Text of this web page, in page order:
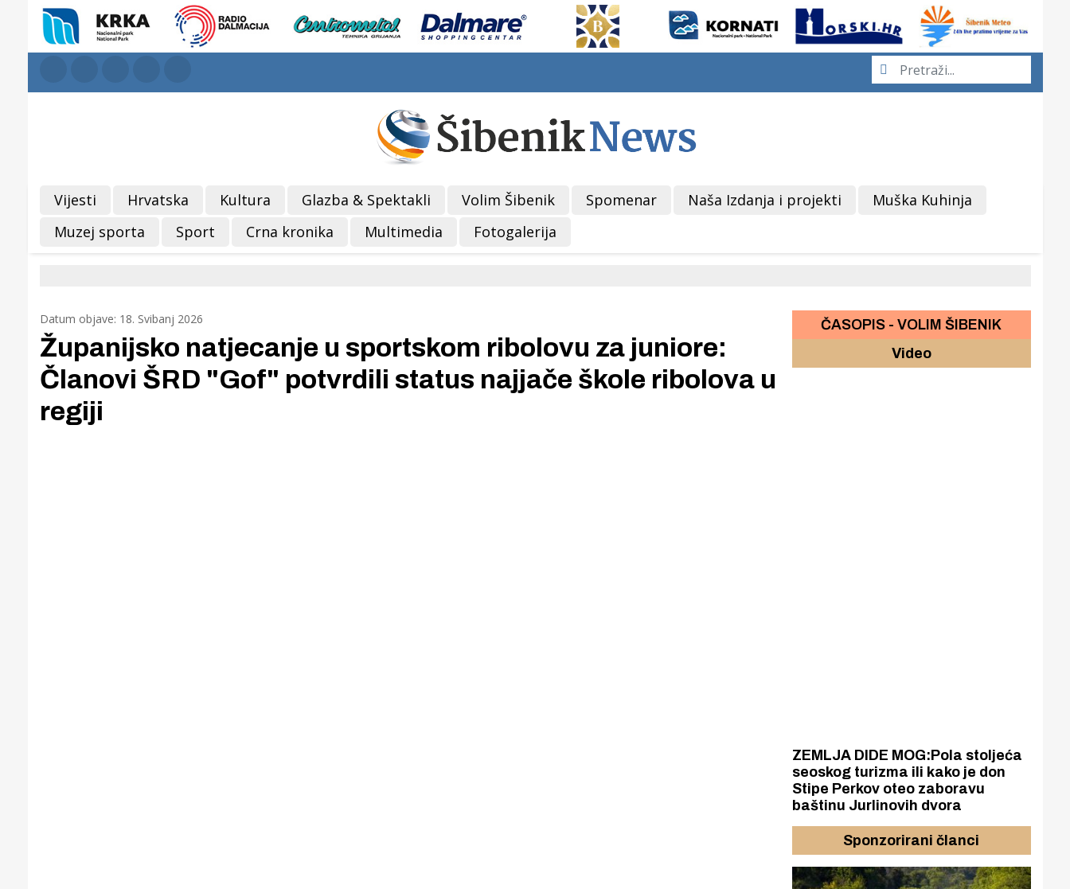
Vijesti Hrvatska Kultura Glazba & Spektakli Volim Šibenik Spomenar Naša Izdanja i projekti
Muška Kuhinja
Muzej sporta
Sport Crna kronika Multimedia Fotogalerija
Datum objave: 18. Svibanj 2026
Županijsko natjecanje u sportskom ribolovu za juniore:
Članovi ŠRD "Gof" potvrdili status najjače škole ribolova u
regiji
ČASOPIS - VOLIM ŠIBENIK
Video
ZEMLJA DIDE MOG:Pola stoljeća
seoskog turizma ili kako je don
Stipe Perkov oteo zaboravu
baštinu Jurlinovih dvora
Sponzorirani članci